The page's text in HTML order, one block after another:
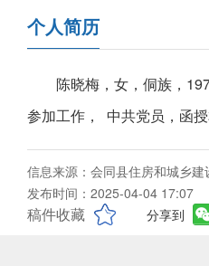
个人简历
陈晓梅，女，侗族，
参加工作， 中共党员，函授
信息来源：会同县住房和城乡建
发布时间：2025-04-04 17:07
稿件收藏 分享到